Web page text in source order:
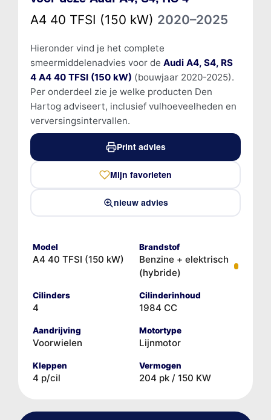
A4 40 TFSI (150 kW) 2020–2025
Hieronder vind je het complete
smeermiddelenadvies voor de Audi A4, S4, RS
4 A4 40 TFSI (150 kW) (bouwjaar 2020-2025).
Per onderdeel zie je welke producten Den
Hartog adviseert, inclusief vulhoeveelheden en
verversingsintervallen.
Print advies
Mijn favorieten
nieuw advies
Model
A4 40 TFSI (150 kW)
Brandstof
Benzine + elektrisch
(hybride)
Cilinders
4
Cilinderinhoud
1984 CC
Aandrijving
Voorwielen
Motortype
Lijnmotor
Kleppen
4 p/cil
Vermogen
204 pk / 150 KW